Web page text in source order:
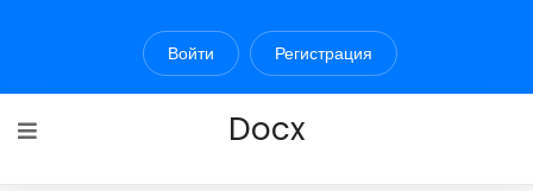
Войти Регистрация
Docx